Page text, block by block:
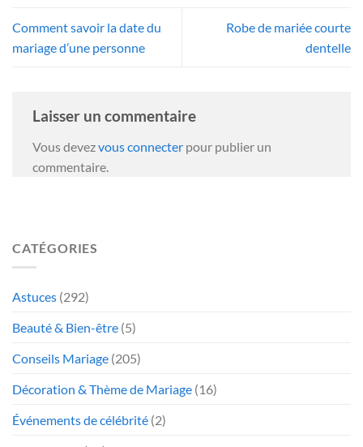
Comment savoir la date du
mariage d’une personne
Robe de mariée courte
dentelle
Laisser un commentaire
Vous devezvous connecter pour publier un
commentaire.
CATÉGORIES
Astuces (292)
Beauté & Bien-être (5)
Conseils Mariage (205)
Décoration & Thème de Mariage (16)
Événements de célébrité (2)